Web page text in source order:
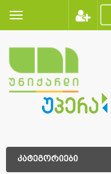
კატეგორიები